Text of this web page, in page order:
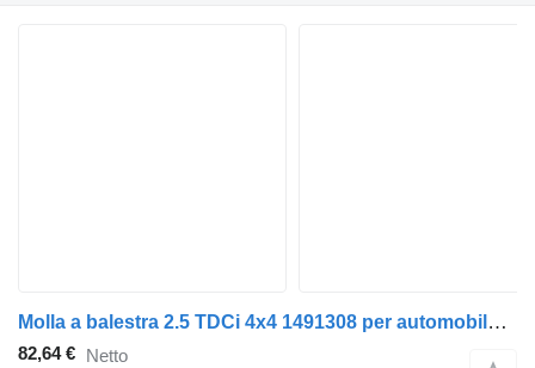
Molla a balestra 2.5 TDCi 4x4 1491308 per automobile Ford RANGER (ET)
82,64 € Netto